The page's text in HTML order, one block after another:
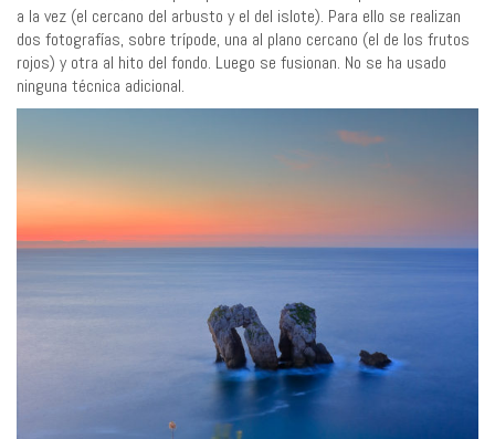
a la vez (el cercano del arbusto y el del islote). Para ello se realizan
dos fotografías, sobre trípode, una al plano cercano (el de los frutos
rojos) y otra al hito del fondo. Luego se fusionan. No se ha usado
ninguna técnica adicional.